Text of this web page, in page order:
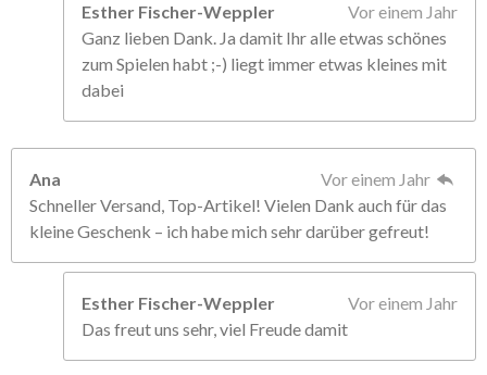
Esther Fischer-Weppler
Vor einem Jahr
Ganz lieben Dank. Ja damit Ihr alle etwas schönes
zum Spielen habt ;-) liegt immer etwas kleines mit
dabei
Ana
Vor einem Jahr
Schneller Versand, Top-Artikel! Vielen Dank auch für das
kleine Geschenk – ich habe mich sehr darüber gefreut!
Esther Fischer-Weppler
Vor einem Jahr
Das freut uns sehr, viel Freude damit